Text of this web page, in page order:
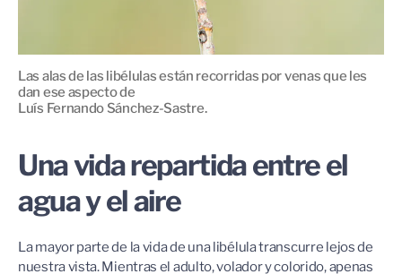
Las alas de las libélulas están recorridas por venas que les
dan ese aspecto de
Luís Fernando Sánchez-Sastre.
Una vida repartida entre el
agua y el aire
La mayor parte de la vida de una libélula transcurre lejos de
nuestra vista. Mientras el adulto, volador y colorido, apenas